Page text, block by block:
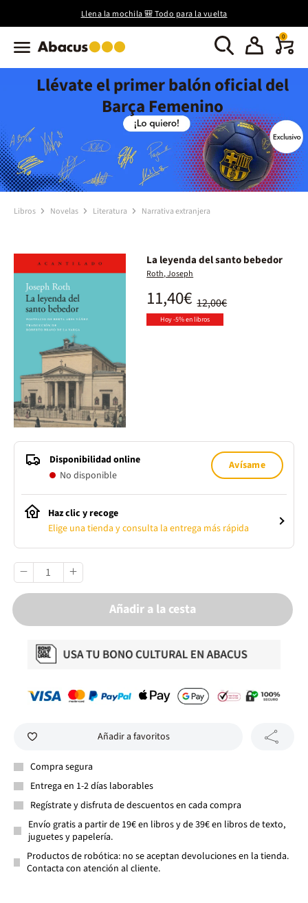
Llena la mochila 🎒 Todo para la vuelta
0
Llévate el primer balón oficial del
Barça Femenino
Libros Novelas Literatura Narrativa extranjera
La leyenda del santo bebedor
Roth, Joseph
12,00€
11,40€
Hoy -5% en libros
Disponibilidad online
No disponible
Avísame
Haz clic y recoge
Elige una tienda y consulta la entrega más rápida
Añadir a la cesta
Añadir a favoritos
Compra segura
Entrega en 1-2 días laborables
Regístrate y disfruta de descuentos en cada compra
Envío gratis a partir de 19€ en libros y de 39€ en libros de texto,
juguetes y papelería.
Productos de robótica: no se aceptan devoluciones en la tienda.
Contacta con atención al cliente.